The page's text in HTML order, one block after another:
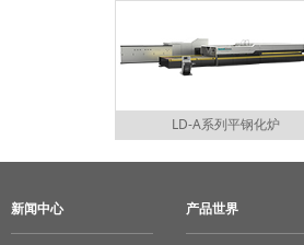
LD-A系列平钢化炉
新闻中心 产品世界